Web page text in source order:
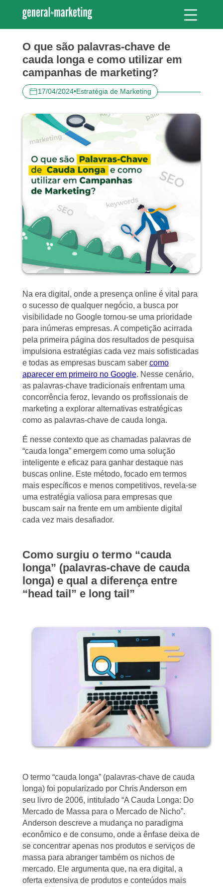
O que são palavras-chave de
cauda longa e como utilizar em
campanhas de marketing?
17/04/2024•Estratégia de Marketing
Na era digital, onde a presença online é vital para
o sucesso de qualquer negócio, a busca por
visibilidade no Google tornou-se uma prioridade
para inúmeras empresas. A competição acirrada
pela primeira página dos resultados de pesquisa
impulsiona estratégias cada vez mais sofisticadas
e todas as empresas buscam saber como
aparecer em primeiro no Google. Nesse cenário,
as palavras-chave tradicionais enfrentam uma
concorrência feroz, levando os profissionais de
marketing a explorar alternativas estratégicas
como as palavras-chave de cauda longa.
É nesse contexto que as chamadas palavras de
“cauda longa” emergem como uma solução
inteligente e eficaz para ganhar destaque nas
buscas online. Este método, focado em termos
mais específicos e menos competitivos, revela-se
uma estratégia valiosa para empresas que
buscam sair na frente em um ambiente digital
cada vez mais desafiador.
Como surgiu o termo “cauda
longa” (palavras-chave de cauda
longa) e qual a diferença entre
“head tail” e long tail”
O termo “cauda longa” (palavras-chave de cauda
longa) foi popularizado por Chris Anderson em
seu livro de 2006, intitulado “A Cauda Longa: Do
Mercado de Massa para o Mercado de Nicho”.
Anderson descreve a mudança no paradigma
econômico e de consumo, onde a ênfase deixa de
se concentrar apenas nos produtos e serviços de
massa para abranger também os nichos de
mercado. Ele argumenta que, na era digital, a
oferta extensiva de produtos e conteúdos mais